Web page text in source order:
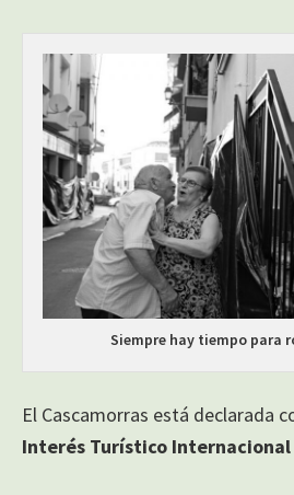
Siempre hay tiempo para
El Cascamorras está declarada
Interés Turístico Internacional